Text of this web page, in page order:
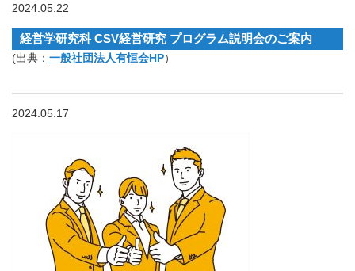
2024.05.22
経営学研究科 CSV経営研究 プログラム説明会のご案内
(出典： 一般社団法人有恒会HP）
2024.05.17